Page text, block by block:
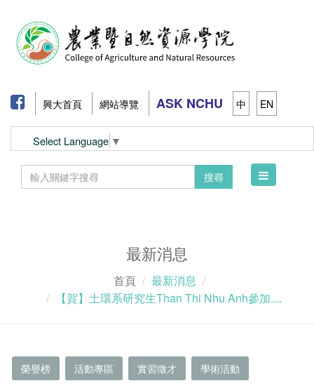
興大首頁 網站導覽 ASK NCHU 中 EN
Select Language ▼
搜尋
Toggle
最新消息
首頁
最新消息
【賀】土環系研究生Than Thi Nhu Anh參加....
榮譽榜 活動專區 實習徵才 學術活動